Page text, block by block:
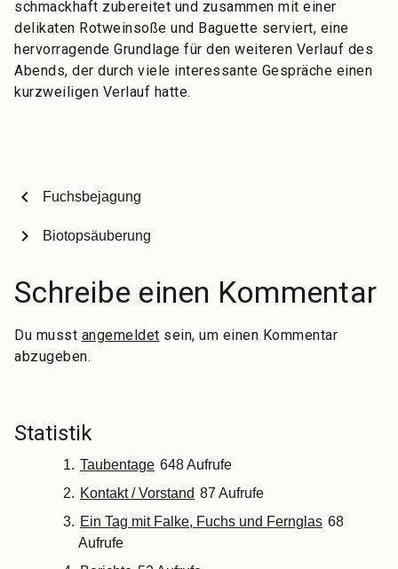
schmackhaft zubereitet und zusammen mit einer
delikaten Rotweinsoße und Baguette serviert, eine
hervorragende Grundlage für den weiteren Verlauf des
Abends, der durch viele interessante Gespräche einen
kurzweiligen Verlauf hatte.
chevron_left Fuchsbejagung
Biotopsäuberung
chevron_right
Schreibe einen Kommentar
Du musst angemeldet sein, um einen Kommentar
abzugeben.
Statistik
Taubentage 648 Aufrufe
Kontakt / Vorstand 87 Aufrufe
Ein Tag mit Falke, Fuchs und Fernglas 68
Aufrufe